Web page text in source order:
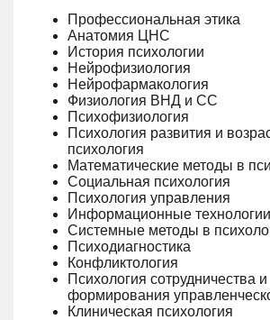
Профессиональная этика
Анатомия ЦНС
История психологии
Нейрофизиология
Нейрофармакология
Физиология ВНД и СС
Психофизиология
Психология развития и
психология
Математические методы в
Социальная психология
Психология управления
Информационные
Системные методы в
Психодиагностика
Конфликтология
Психология сотрудничества и
формирования
Клиническая психология